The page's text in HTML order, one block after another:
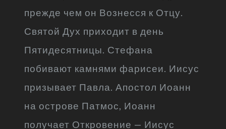
прежде чем он Вознесся к Отцу.
Святой Дух приходит в день
Пятидесятницы. Стефана
побивают камнями фарисеи. Иисус
призывает Павла. Апостол Иоанн
на острове Патмос, Иоанн
получает Откровение — Иисус